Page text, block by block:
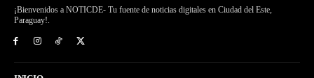
¡Bienvenidos a NOTICDE- Tu fuente de noticias digitales en Ciudad del Este,
Paraguay!.